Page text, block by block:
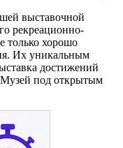
выставочной
рекреационно-
только хорошо
Их уникальным
достижений
Музей под открытым